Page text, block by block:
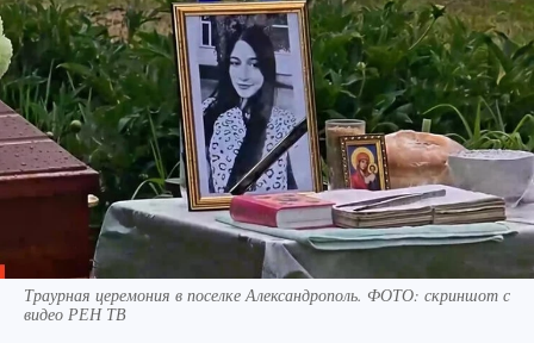
Траурная церемония в поселке Александрополь. ФОТО: скриншот с
видео РЕН ТВ